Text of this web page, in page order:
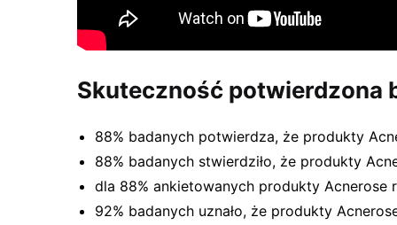
Skuteczność potwierdzona
88% badanych potwierdza, że produkty
88% badanych stwierdziło, że produkty
dla 88% ankietowanych produkty
92% badanych uznało, że produkty